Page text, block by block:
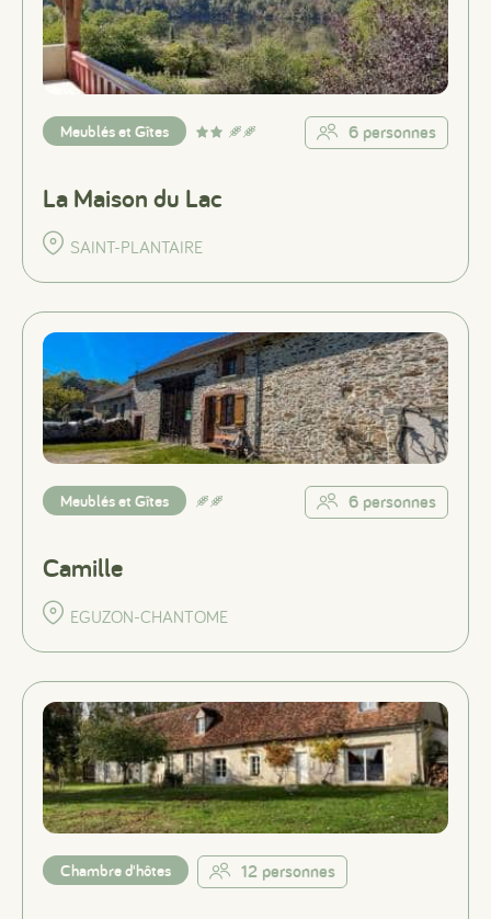
Meublés et Gîtes 6 personnes
La Maison du Lac
SAINT-PLANTAIRE
Meublés et Gîtes 6 personnes
Camille
EGUZON-CHANTOME
Chambre d'hôtes 12 personnes